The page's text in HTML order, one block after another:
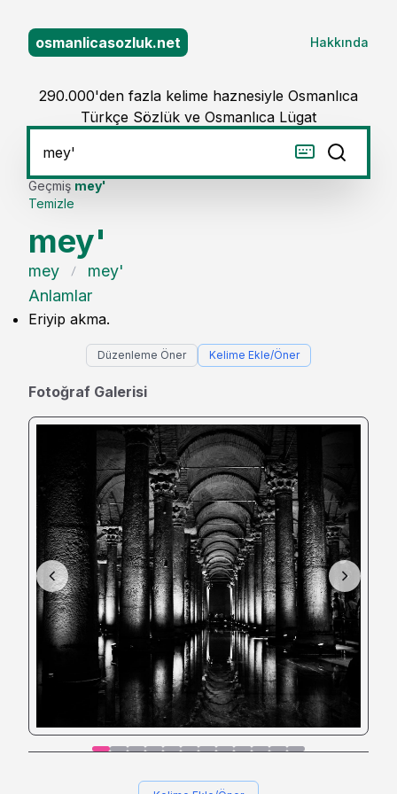
osmanlicasozluk.net Hakkında
290.000'den fazla kelime haznesiyle Osmanlıca
Türkçe Sözlük ve Osmanlıca Lügat
Geçmiş
Temizle
mey'
mey'
mey
mey'
Anlamlar
Eriyip akma.
Düzenleme Öner Kelime Ekle/Öner
Fotoğraf Galerisi